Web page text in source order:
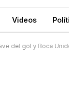
Videos
del gol y Boca